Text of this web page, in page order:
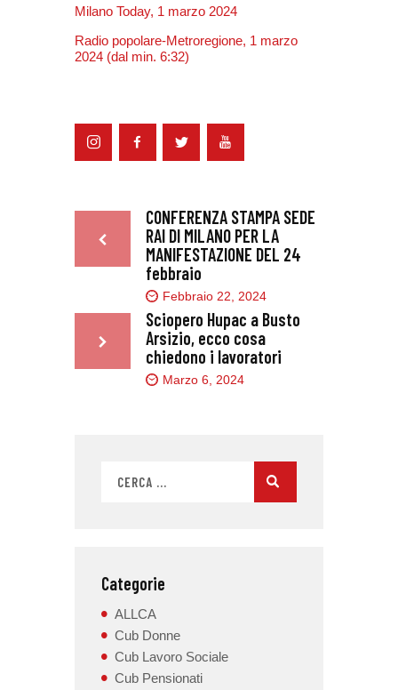
Milano Today, 1 marzo 2024
Radio popolare-Metroregione, 1 marzo
2024 (dal min. 6:32)
CONFERENZA STAMPA SEDE
RAI DI MILANO PER LA
MANIFESTAZIONE DEL 24
febbraio
Febbraio 22, 2024
Sciopero Hupac a Busto
Arsizio, ecco cosa
chiedono i lavoratori
Marzo 6, 2024
Categorie
ALLCA
Cub Donne
Cub Lavoro Sociale
Cub Pensionati